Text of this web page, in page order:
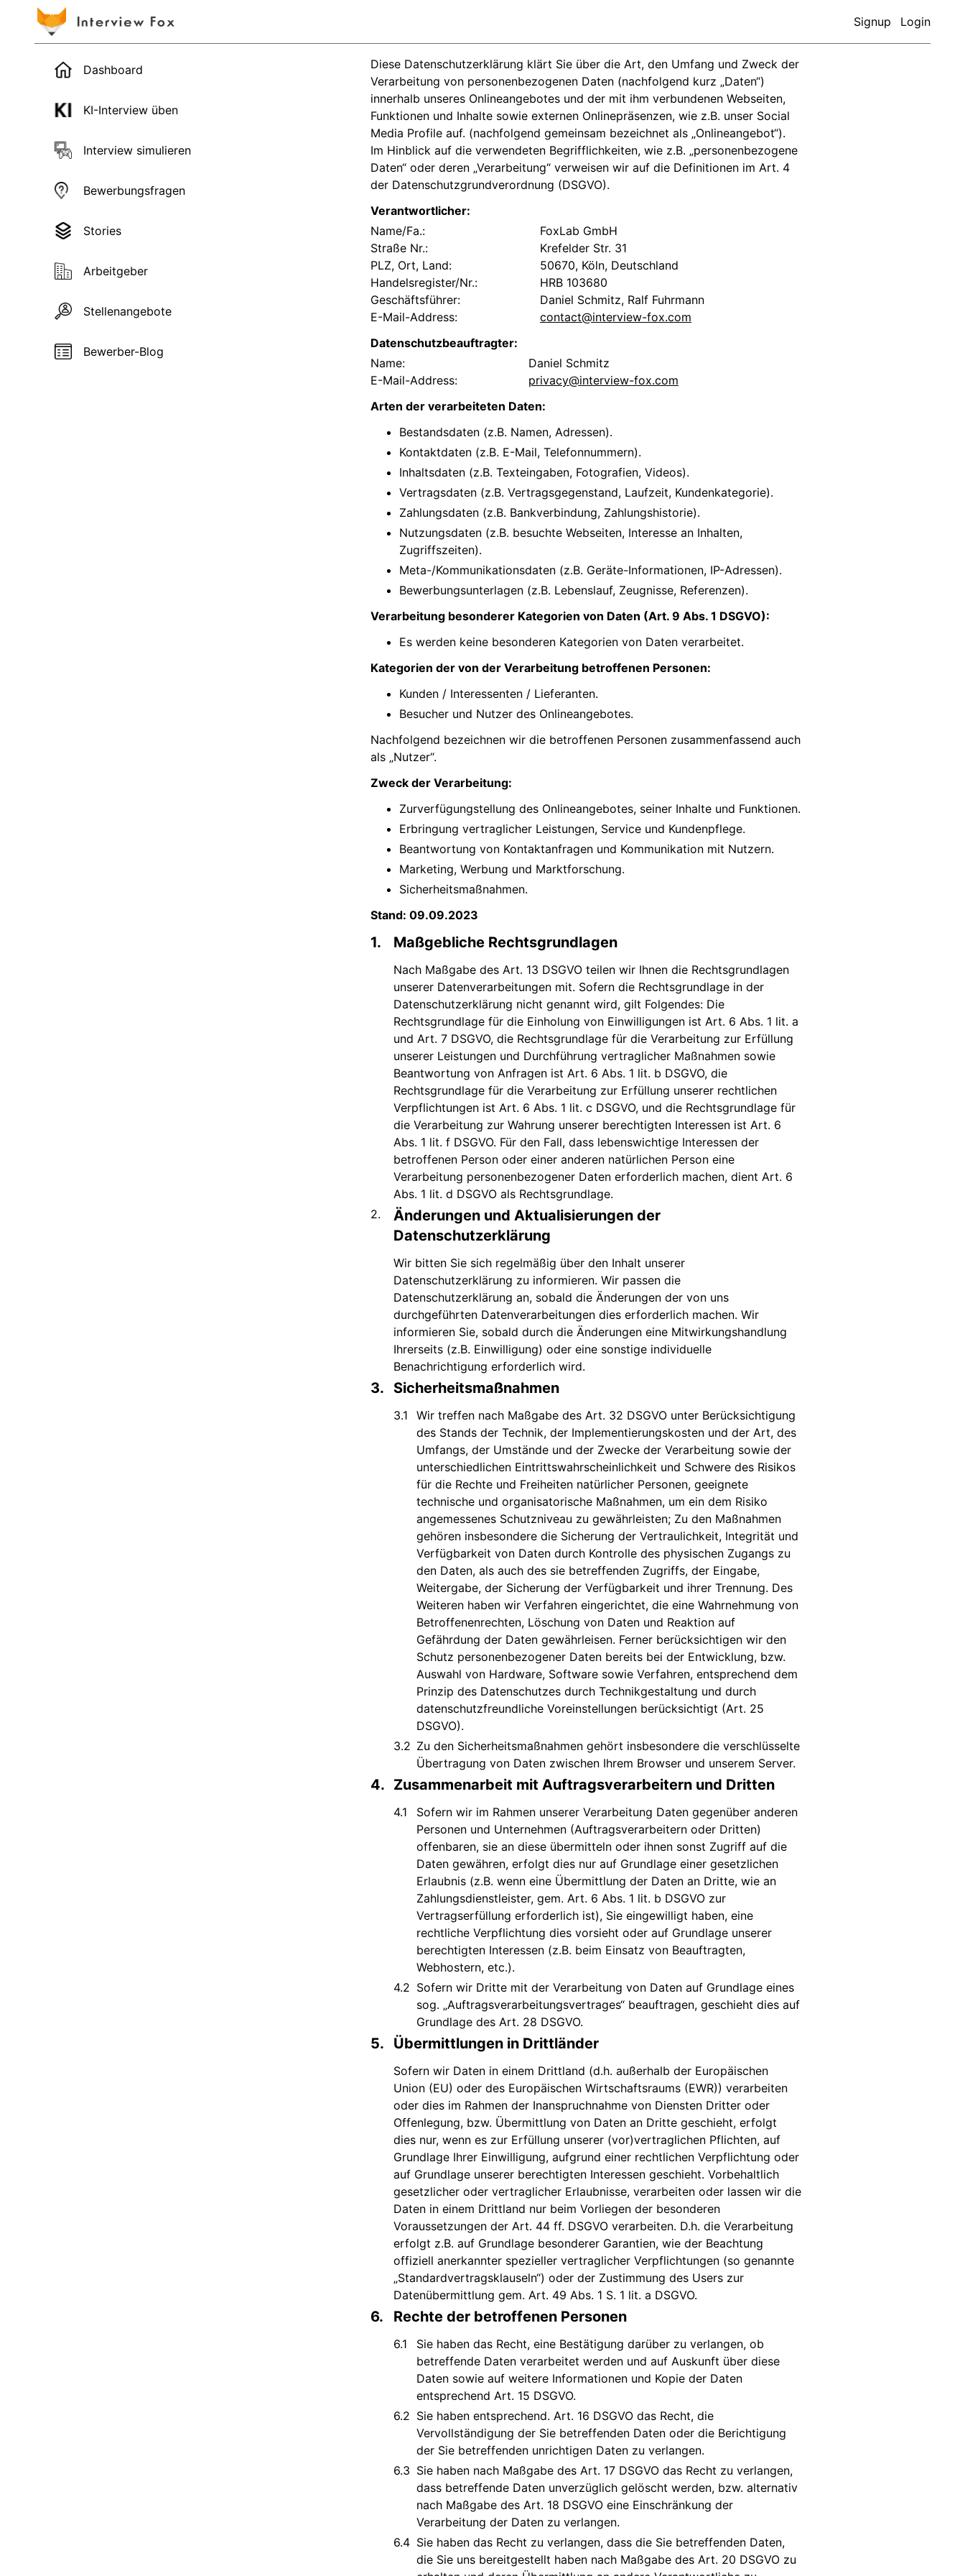
Signup Login
Dashboard
KI-Interview üben
Interview simulieren
Bewerbungsfragen
Stories
Arbeitgeber
Stellenangebote
Bewerber-Blog
Diese Datenschutzerklärung klärt Sie über die Art, den Umfang und Zweck der
Verarbeitung von personenbezogenen Daten (nachfolgend kurz „Daten“)
innerhalb unseres Onlineangebotes und der mit ihm verbundenen Webseiten,
Funktionen und Inhalte sowie externen Onlinepräsenzen, wie z.B. unser Social
Media Profile auf. (nachfolgend gemeinsam bezeichnet als „Onlineangebot“).
Im Hinblick auf die verwendeten Begrifflichkeiten, wie z.B. „personenbezogene
Daten“ oder deren „Verarbeitung“ verweisen wir auf die Definitionen im Art. 4
der Datenschutzgrundverordnung (DSGVO).
Verantwortlicher:
Name/Fa.:
FoxLab GmbH
Straße Nr.:
Krefelder Str. 31
PLZ, Ort, Land:
50670, Köln, Deutschland
Handelsregister/Nr.:
HRB 103680
Geschäftsführer:
Daniel Schmitz, Ralf Fuhrmann
E-Mail-Address:
contact@interview-fox.com
Datenschutzbeauftragter:
Name:
Daniel Schmitz
E-Mail-Address:
privacy@interview-fox.com
Arten der verarbeiteten Daten:
Bestandsdaten (z.B. Namen, Adressen).
Kontaktdaten (z.B. E-Mail, Telefonnummern).
Inhaltsdaten (z.B. Texteingaben, Fotografien, Videos).
Vertragsdaten (z.B. Vertragsgegenstand, Laufzeit, Kundenkategorie).
Zahlungsdaten (z.B. Bankverbindung, Zahlungshistorie).
Nutzungsdaten (z.B. besuchte Webseiten, Interesse an Inhalten,
Zugriffszeiten).
Meta-/Kommunikationsdaten (z.B. Geräte-Informationen, IP-Adressen).
Bewerbungsunterlagen (z.B. Lebenslauf, Zeugnisse, Referenzen).
Verarbeitung besonderer Kategorien von Daten (Art. 9 Abs. 1 DSGVO):
Es werden keine besonderen Kategorien von Daten verarbeitet.
Kategorien der von der Verarbeitung betroffenen Personen:
Kunden / Interessenten / Lieferanten.
Besucher und Nutzer des Onlineangebotes.
Nachfolgend bezeichnen wir die betroffenen Personen zusammenfassend auch
als „Nutzer“.
Zweck der Verarbeitung:
Zurverfügungstellung des Onlineangebotes, seiner Inhalte und Funktionen.
Erbringung vertraglicher Leistungen, Service und Kundenpflege.
Beantwortung von Kontaktanfragen und Kommunikation mit Nutzern.
Marketing, Werbung und Marktforschung.
Sicherheitsmaßnahmen.
Stand: 09.09.2023
Maßgebliche Rechtsgrundlagen
Nach Maßgabe des Art. 13 DSGVO teilen wir Ihnen die Rechtsgrundlagen
unserer Datenverarbeitungen mit. Sofern die Rechtsgrundlage in der
Datenschutzerklärung nicht genannt wird, gilt Folgendes: Die
Rechtsgrundlage für die Einholung von Einwilligungen ist Art. 6 Abs. 1 lit. a
und Art. 7 DSGVO, die Rechtsgrundlage für die Verarbeitung zur Erfüllung
unserer Leistungen und Durchführung vertraglicher Maßnahmen sowie
Beantwortung von Anfragen ist Art. 6 Abs. 1 lit. b DSGVO, die
Rechtsgrundlage für die Verarbeitung zur Erfüllung unserer rechtlichen
Verpflichtungen ist Art. 6 Abs. 1 lit. c DSGVO, und die Rechtsgrundlage für
die Verarbeitung zur Wahrung unserer berechtigten Interessen ist Art. 6
Abs. 1 lit. f DSGVO. Für den Fall, dass lebenswichtige Interessen der
betroffenen Person oder einer anderen natürlichen Person eine
Verarbeitung personenbezogener Daten erforderlich machen, dient Art. 6
Abs. 1 lit. d DSGVO als Rechtsgrundlage.
Änderungen und Aktualisierungen der
Datenschutzerklärung
Wir bitten Sie sich regelmäßig über den Inhalt unserer
Datenschutzerklärung zu informieren. Wir passen die
Datenschutzerklärung an, sobald die Änderungen der von uns
durchgeführten Datenverarbeitungen dies erforderlich machen. Wir
informieren Sie, sobald durch die Änderungen eine Mitwirkungshandlung
Ihrerseits (z.B. Einwilligung) oder eine sonstige individuelle
Benachrichtigung erforderlich wird.
Sicherheitsmaßnahmen
Wir treffen nach Maßgabe des Art. 32 DSGVO unter Berücksichtigung
des Stands der Technik, der Implementierungskosten und der Art, des
Umfangs, der Umstände und der Zwecke der Verarbeitung sowie der
unterschiedlichen Eintrittswahrscheinlichkeit und Schwere des Risikos
für die Rechte und Freiheiten natürlicher Personen, geeignete
technische und organisatorische Maßnahmen, um ein dem Risiko
angemessenes Schutzniveau zu gewährleisten; Zu den Maßnahmen
gehören insbesondere die Sicherung der Vertraulichkeit, Integrität und
Verfügbarkeit von Daten durch Kontrolle des physischen Zugangs zu
den Daten, als auch des sie betreffenden Zugriffs, der Eingabe,
Weitergabe, der Sicherung der Verfügbarkeit und ihrer Trennung. Des
Weiteren haben wir Verfahren eingerichtet, die eine Wahrnehmung von
Betroffenenrechten, Löschung von Daten und Reaktion auf
Gefährdung der Daten gewährleisen. Ferner berücksichtigen wir den
Schutz personenbezogener Daten bereits bei der Entwicklung, bzw.
Auswahl von Hardware, Software sowie Verfahren, entsprechend dem
Prinzip des Datenschutzes durch Technikgestaltung und durch
datenschutzfreundliche Voreinstellungen berücksichtigt (Art. 25
DSGVO).
Zu den Sicherheitsmaßnahmen gehört insbesondere die verschlüsselte
Übertragung von Daten zwischen Ihrem Browser und unserem Server.
Zusammenarbeit mit Auftragsverarbeitern und Dritten
Sofern wir im Rahmen unserer Verarbeitung Daten gegenüber anderen
Personen und Unternehmen (Auftragsverarbeitern oder Dritten)
offenbaren, sie an diese übermitteln oder ihnen sonst Zugriff auf die
Daten gewähren, erfolgt dies nur auf Grundlage einer gesetzlichen
Erlaubnis (z.B. wenn eine Übermittlung der Daten an Dritte, wie an
Zahlungsdienstleister, gem. Art. 6 Abs. 1 lit. b DSGVO zur
Vertragserfüllung erforderlich ist), Sie eingewilligt haben, eine
rechtliche Verpflichtung dies vorsieht oder auf Grundlage unserer
berechtigten Interessen (z.B. beim Einsatz von Beauftragten,
Webhostern, etc.).
Sofern wir Dritte mit der Verarbeitung von Daten auf Grundlage eines
sog. „Auftragsverarbeitungsvertrages“ beauftragen, geschieht dies auf
Grundlage des Art. 28 DSGVO.
Übermittlungen in Drittländer
Sofern wir Daten in einem Drittland (d.h. außerhalb der Europäischen
Union (EU) oder des Europäischen Wirtschaftsraums (EWR)) verarbeiten
oder dies im Rahmen der Inanspruchnahme von Diensten Dritter oder
Offenlegung, bzw. Übermittlung von Daten an Dritte geschieht, erfolgt
dies nur, wenn es zur Erfüllung unserer (vor)vertraglichen Pflichten, auf
Grundlage Ihrer Einwilligung, aufgrund einer rechtlichen Verpflichtung oder
auf Grundlage unserer berechtigten Interessen geschieht. Vorbehaltlich
gesetzlicher oder vertraglicher Erlaubnisse, verarbeiten oder lassen wir die
Daten in einem Drittland nur beim Vorliegen der besonderen
Voraussetzungen der Art. 44 ff. DSGVO verarbeiten. D.h. die Verarbeitung
erfolgt z.B. auf Grundlage besonderer Garantien, wie der Beachtung
offiziell anerkannter spezieller vertraglicher Verpflichtungen (so genannte
„Standardvertragsklauseln“) oder der Zustimmung des Users zur
Datenübermittlung gem. Art. 49 Abs. 1 S. 1 lit. a DSGVO.
Rechte der betroffenen Personen
Sie haben das Recht, eine Bestätigung darüber zu verlangen, ob
betreffende Daten verarbeitet werden und auf Auskunft über diese
Daten sowie auf weitere Informationen und Kopie der Daten
entsprechend Art. 15 DSGVO.
Sie haben entsprechend. Art. 16 DSGVO das Recht, die
Vervollständigung der Sie betreffenden Daten oder die Berichtigung
der Sie betreffenden unrichtigen Daten zu verlangen.
Sie haben nach Maßgabe des Art. 17 DSGVO das Recht zu verlangen,
dass betreffende Daten unverzüglich gelöscht werden, bzw. alternativ
nach Maßgabe des Art. 18 DSGVO eine Einschränkung der
Verarbeitung der Daten zu verlangen.
Sie haben das Recht zu verlangen, dass die Sie betreffenden Daten,
die Sie uns bereitgestellt haben nach Maßgabe des Art. 20 DSGVO zu